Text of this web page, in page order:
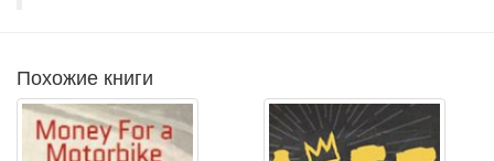
Похожие книги